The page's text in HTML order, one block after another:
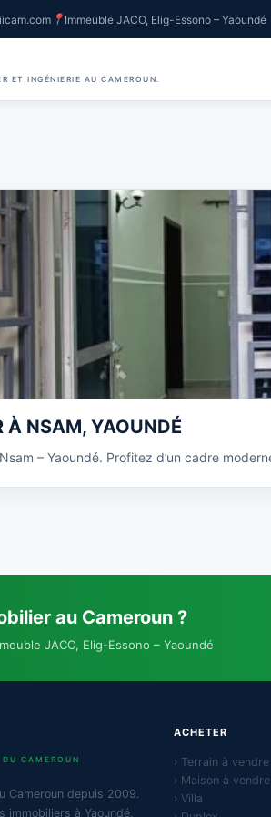
Immeuble JACO, Elig-Essono – Yaoundé
ET INGÉNIERIE AU CAMEROUN.
À NSAM, YAOUNDÉ
– Yaoundé. Profitez d’un cadre
au Cameroun ?
JACO, Elig-Essono – Yaoundé
CAMEROUN
Cameroun depuis 2009.
immobiliers à Yaoundé,
ACHETER
› Terrain à vendre
› Maison à vendre
› Villa